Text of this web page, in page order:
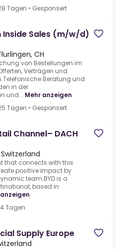
Tagen • Gesponsert
Sales (m/w/d)
CH
von Bestellungen im
Verträgen und
Beratung und
in der
und... Mehr anzeigen
Tagen • Gesponsert
Channel– DACH
that connects with this
positive impact by
team.BYD is a
based in
Tagen
Supply Europe